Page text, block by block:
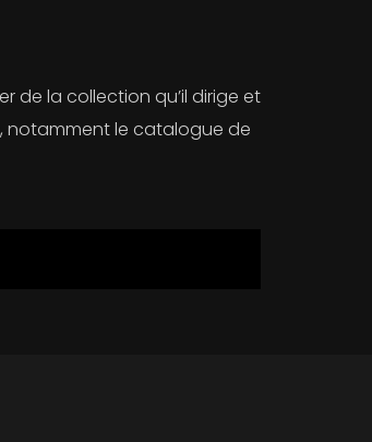
de la collection qu’il dirige et
notamment le catalogue de